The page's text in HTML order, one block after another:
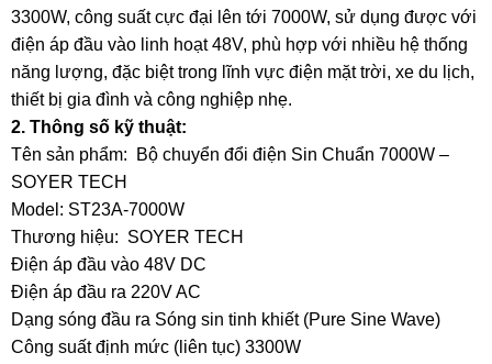
3300W, công suất cực đại lên tới 7000W, sử dụng được với
điện áp đầu vào linh hoạt 48V, phù hợp với nhiều hệ thống
năng lượng, đặc biệt trong lĩnh vực điện mặt trời, xe du lịch,
thiết bị gia đình và công nghiệp nhẹ.
2. Thông số kỹ thuật:
Tên sản phẩm: Bộ chuyển đổi điện Sin Chuẩn 7000W –
SOYER TECH
Model: ST23A-7000W
Thương hiệu: SOYER TECH
Điện áp đầu vào 48V DC
Điện áp đầu ra 220V AC
Dạng sóng đầu ra Sóng sin tinh khiết (Pure Sine Wave)
Công suất định mức (liên tục) 3300W